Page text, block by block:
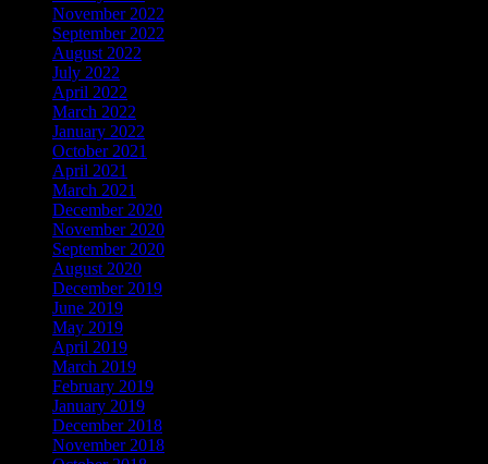
November 2022
September 2022
August 2022
July 2022
April 2022
March 2022
January 2022
October 2021
April 2021
March 2021
December 2020
November 2020
September 2020
August 2020
December 2019
June 2019
May 2019
April 2019
March 2019
February 2019
January 2019
December 2018
November 2018